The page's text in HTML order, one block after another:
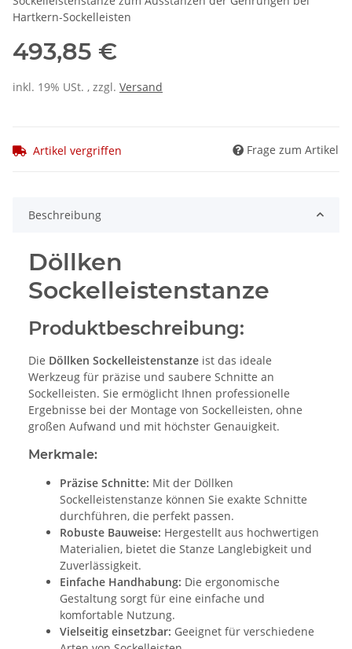
Hartkern-Sockelleisten
493,85 €
inkl. 19% USt. , zzgl. Versand
Artikel vergriffen Frage zum Artikel
Beschreibung
Döllken
Sockelleistenstanze
Produktbeschreibung:
Die Döllken Sockelleistenstanze ist das ideale
Werkzeug für präzise und saubere Schnitte an
Sockelleisten. Sie ermöglicht Ihnen professionelle
Ergebnisse bei der Montage von Sockelleisten, ohne
großen Aufwand und mit höchster Genauigkeit.
Merkmale:
Präzise Schnitte: Mit der Döllken
Sockelleistenstanze können Sie exakte Schnitte
durchführen, die perfekt passen.
Robuste Bauweise: Hergestellt aus hochwertigen
Materialien, bietet die Stanze Langlebigkeit und
Zuverlässigkeit.
Einfache Handhabung: Die ergonomische
Gestaltung sorgt für eine einfache und
komfortable Nutzung.
Vielseitig einsetzbar: Geeignet für verschiedene